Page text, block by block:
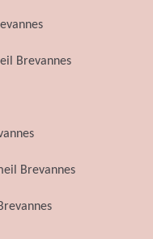
Brevannes
Brevannes